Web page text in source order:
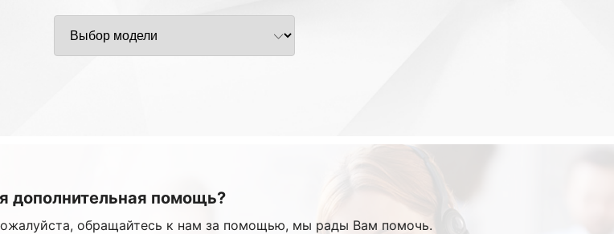
дополнительная помощь?
обращайтесь к нам за помощью, мы рады Вам помочь.